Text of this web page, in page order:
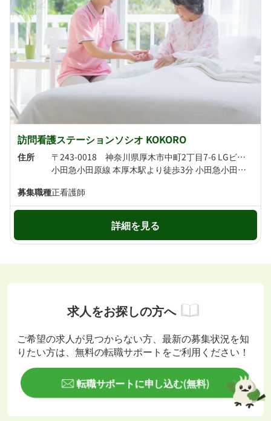
訪問看護ステーションソシオ KOKORO
住所
〒243-0018 神奈川県厚木市中町2丁目7-6 LGビル8階
小田急小田原線 本厚木駅より徒歩3分 小田急小田原線 厚木駅より徒歩16分
募集職種正看護師
詳細を見る
求人をお探しの方へ
ご希望の求人が見つからない方、最新の募集状況を知
りたい方は、無料の転職サポートをご利用ください！
転職サポートに申し込む(無料)